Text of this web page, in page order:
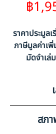
฿
ราคาประมูล
ภาษีมูลค่าเพิ่
มัดจำเล่
สภ